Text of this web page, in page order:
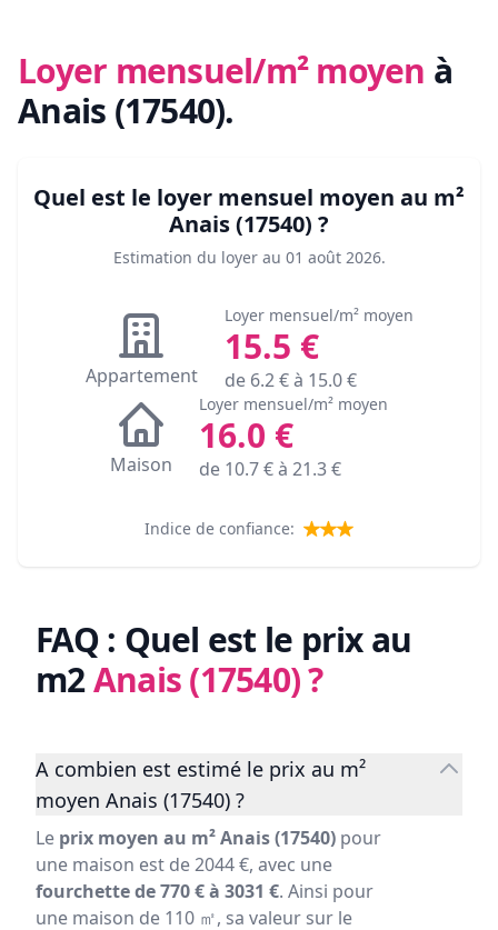
Loyer mensuel/m² moyen à
Anais (17540).
Quel est le loyer mensuel moyen au m²
Anais (17540) ?
Estimation du loyer au 01 août 2026.
Appartement
Loyer mensuel/m² moyen
15.5 €
de 6.2€ à 15.0€
Maison
Loyer mensuel/m² moyen
16.0 €
de 10.7€ à 21.3€
Indice de confiance:
FAQ : Quel est le prix au
m2Anais (17540)?
A combien est estimé le prix au m²
moyen Anais (17540) ?
Le prix moyen au m² Anais (17540) pour
une maison est de 2044 €, avec une
fourchette de 770 € à 3031 €. Ainsi pour
une maison de 110 ㎡, sa valeur sur le